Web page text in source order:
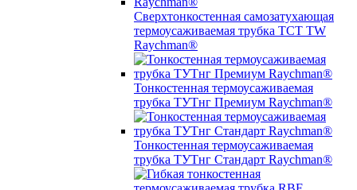
Сверхтонкостенная самозатухающая
термоусаживаемая трубка ТCT TW
Raychman®
Тонкостенная термоусаживаемая
трубка ТУТнг Премиум Raychman®
Тонкостенная термоусаживаемая
трубка ТУТнг Стандарт Raychman®